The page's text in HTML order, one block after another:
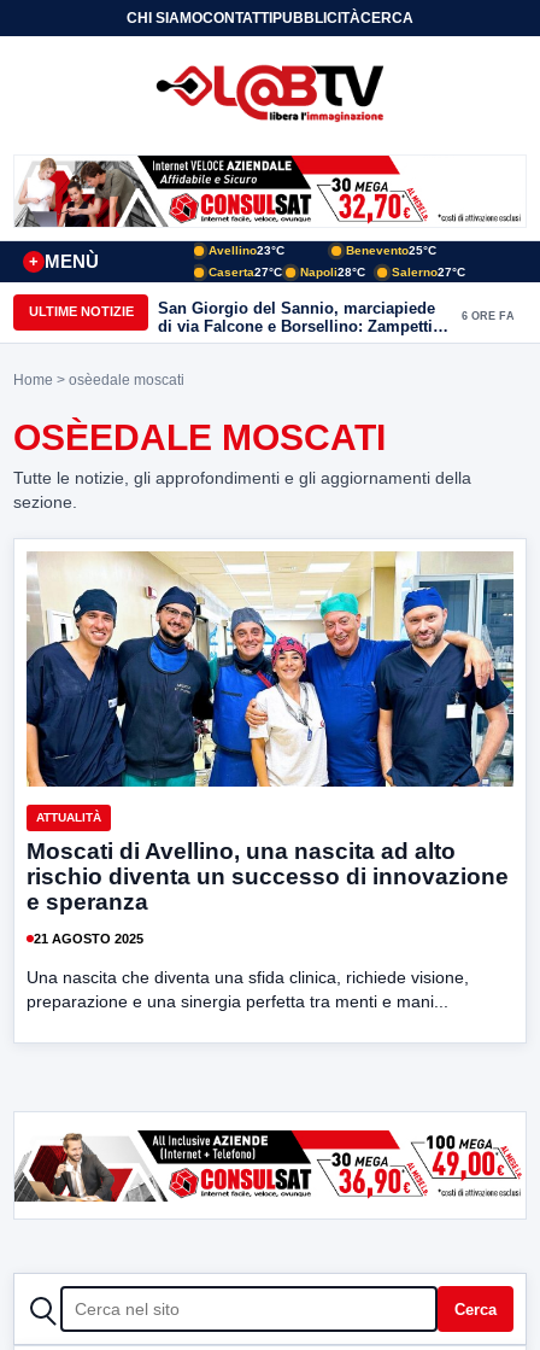
CHI SIAMOCONTATTIPUBBLICITÀCERCA
MENÙ
+
Avellino23°C Benevento25°C
Caserta27°C Napoli28°C Salerno27°C
ULTIME NOTIZIE
San Giorgio del Sannio, marciapiede
di via Falcone e Borsellino: Zampetti e
Lombardi replicano alle polemiche
6 ORE FA
Home > osèedale moscati
OSÈEDALE MOSCATI
Tutte le notizie, gli approfondimenti e gli aggiornamenti della
sezione.
ATTUALITÀ
Moscati di Avellino, una nascita ad alto
rischio diventa un successo di innovazione
e speranza
21 AGOSTO 2025
Una nascita che diventa una sfida clinica, richiede visione,
preparazione e una sinergia perfetta tra menti e mani...
CERCA Cerca